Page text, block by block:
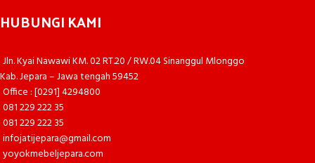
HUBUNGI KAMI
Jln. Kyai Nawawi KM. 02 RT.20 / RW.04 Sinanggul Mlonggo
Kab. Jepara – Jawa tengah 59452
Office : [0291] 4294800
081 229 222 35
081 229 222 35
infojatijepara@gmail.com
yoyokmebeljepara.com